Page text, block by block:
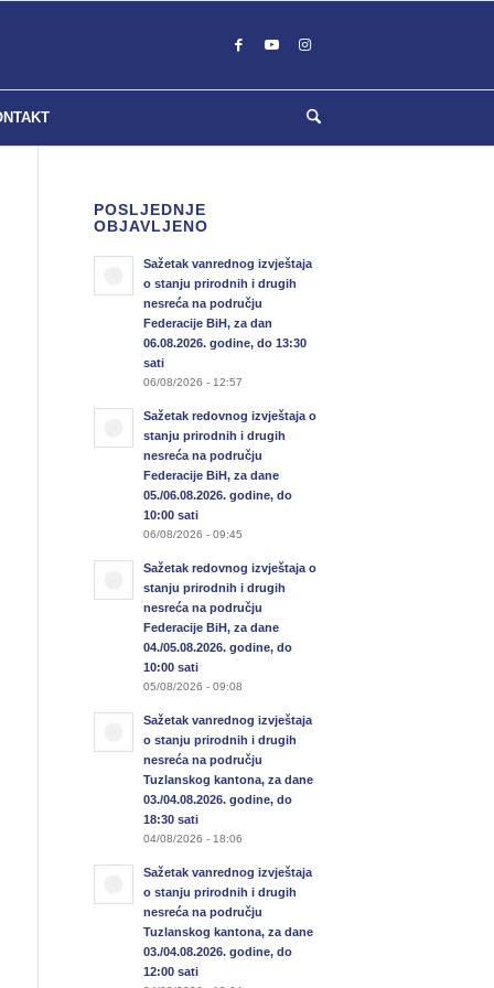
POSLJEDNJE
OBJAVLJENO
Sažetak vanrednog izvještaja
o stanju prirodnih i drugih
nesreća na području
Federacije BiH, za dan
06.08.2026. godine, do 13:30
sati
06/08/2026 - 12:57
Sažetak redovnog izvještaja o
stanju prirodnih i drugih
nesreća na području
Federacije BiH, za dane
05./06.08.2026. godine, do
10:00 sati
06/08/2026 - 09:45
Sažetak redovnog izvještaja o
stanju prirodnih i drugih
nesreća na području
Federacije BiH, za dane
04./05.08.2026. godine, do
10:00 sati
05/08/2026 - 09:08
Sažetak vanrednog izvještaja
o stanju prirodnih i drugih
nesreća na području
Tuzlanskog kantona, za dane
03./04.08.2026. godine, do
18:30 sati
04/08/2026 - 18:06
Sažetak vanrednog izvještaja
o stanju prirodnih i drugih
nesreća na području
Tuzlanskog kantona, za dane
03./04.08.2026. godine, do
12:00 sati